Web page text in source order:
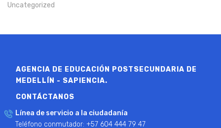
Uncategorized
AGENCIA DE EDUCACIÓN POSTSECUNDARIA DE
MEDELLÍN - SAPIENCIA.
CONTÁCTANOS
Línea de servicio a la ciudadanía
Teléfono conmutador: +57 604 444 79 47